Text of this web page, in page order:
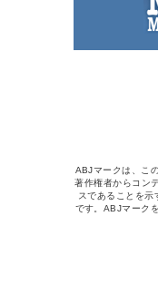
ABJマークは、こ
著作権者からコン
スであることを示
です。ABJマーク